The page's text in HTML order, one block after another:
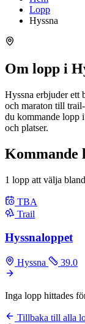
Lopp
Hyssna
Om lopp i
Hyssna erbjuder ett
och maraton till
du kommande lopp
och platser.
Kommande
1 lopp att välja bland
TBA
Trail
Hyssnaloppet
Hyssna 39.0
Inga lopp hittades
Tillbaka till alla